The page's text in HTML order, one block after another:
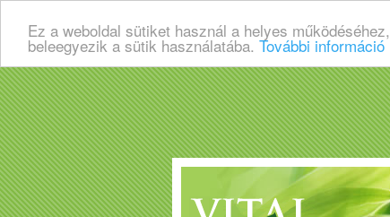
Ez a weboldal sütiket használ a helyes
beleegyezik a sütik használatába. További információ